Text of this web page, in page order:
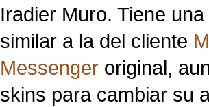
Iradier Muro. Tiene
similar a la del cliente
Messenger original,
skins para cambiar su